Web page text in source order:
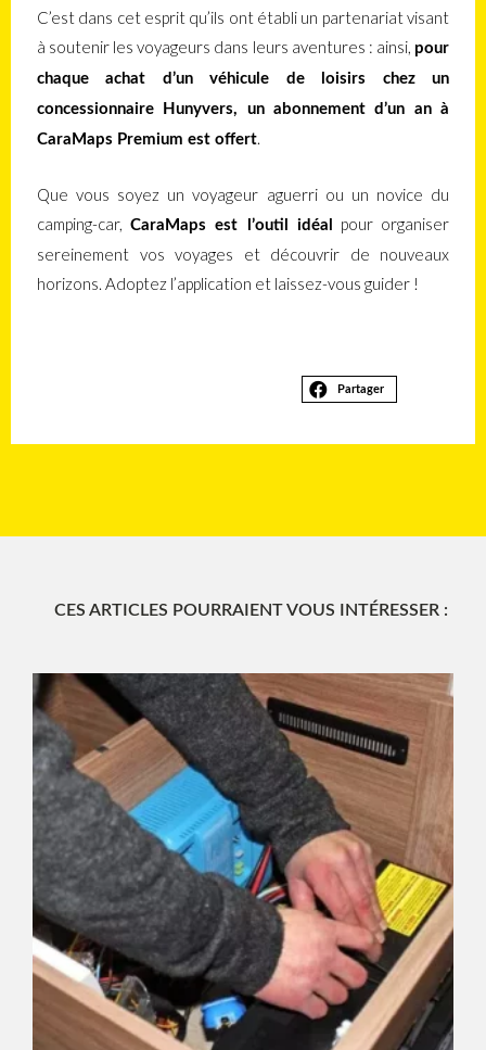
C’est dans cet esprit qu’ils ont établi un partenariat visant
à soutenir les voyageurs dans leurs aventures : ainsi, pour
chaque achat d’un véhicule de loisirs chez un
concessionnaire Hunyvers, un abonnement d’un an à
CaraMaps Premium est offert.
Que vous soyez un voyageur aguerri ou un novice du
camping-car,CaraMaps est l’outil idéal
pour organiser
sereinement vos voyages et découvrir de nouveaux
horizons. Adoptez l’application et laissez-vous guider !
Partager
CES ARTICLES POURRAIENT VOUS INTÉRESSER :